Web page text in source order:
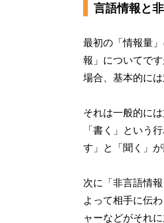
言語情報と
最初の「情報量
報」についてで
場合、基本的に
それは一般的に
「書く」という
す」と「聞く」
次に「非言語情
よって相手に伝
ャーなどがそれ